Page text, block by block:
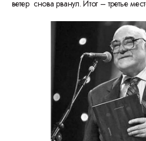
ветер снова рванул. Итог – третье